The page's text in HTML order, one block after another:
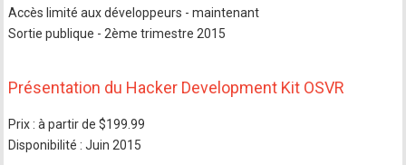
Accès limité aux développeurs - maintenant
Sortie publique - 2ème trimestre 2015
Présentation du Hacker Development Kit OSVR
Prix : à partir de $199.99
Disponibilité : Juin 2015